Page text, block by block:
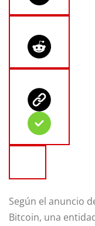
Según el anuncio
Bitcoin, una